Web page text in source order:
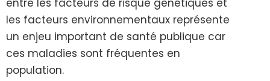
entre les facteurs de risque génétiques et
les facteurs environnementaux représente
un enjeu important de santé publique car
ces maladies sont fréquentes en
population.